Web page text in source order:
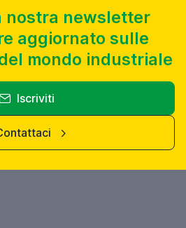
nostra newsletter
aggiornato sulle
mondo industriale
Iscriviti